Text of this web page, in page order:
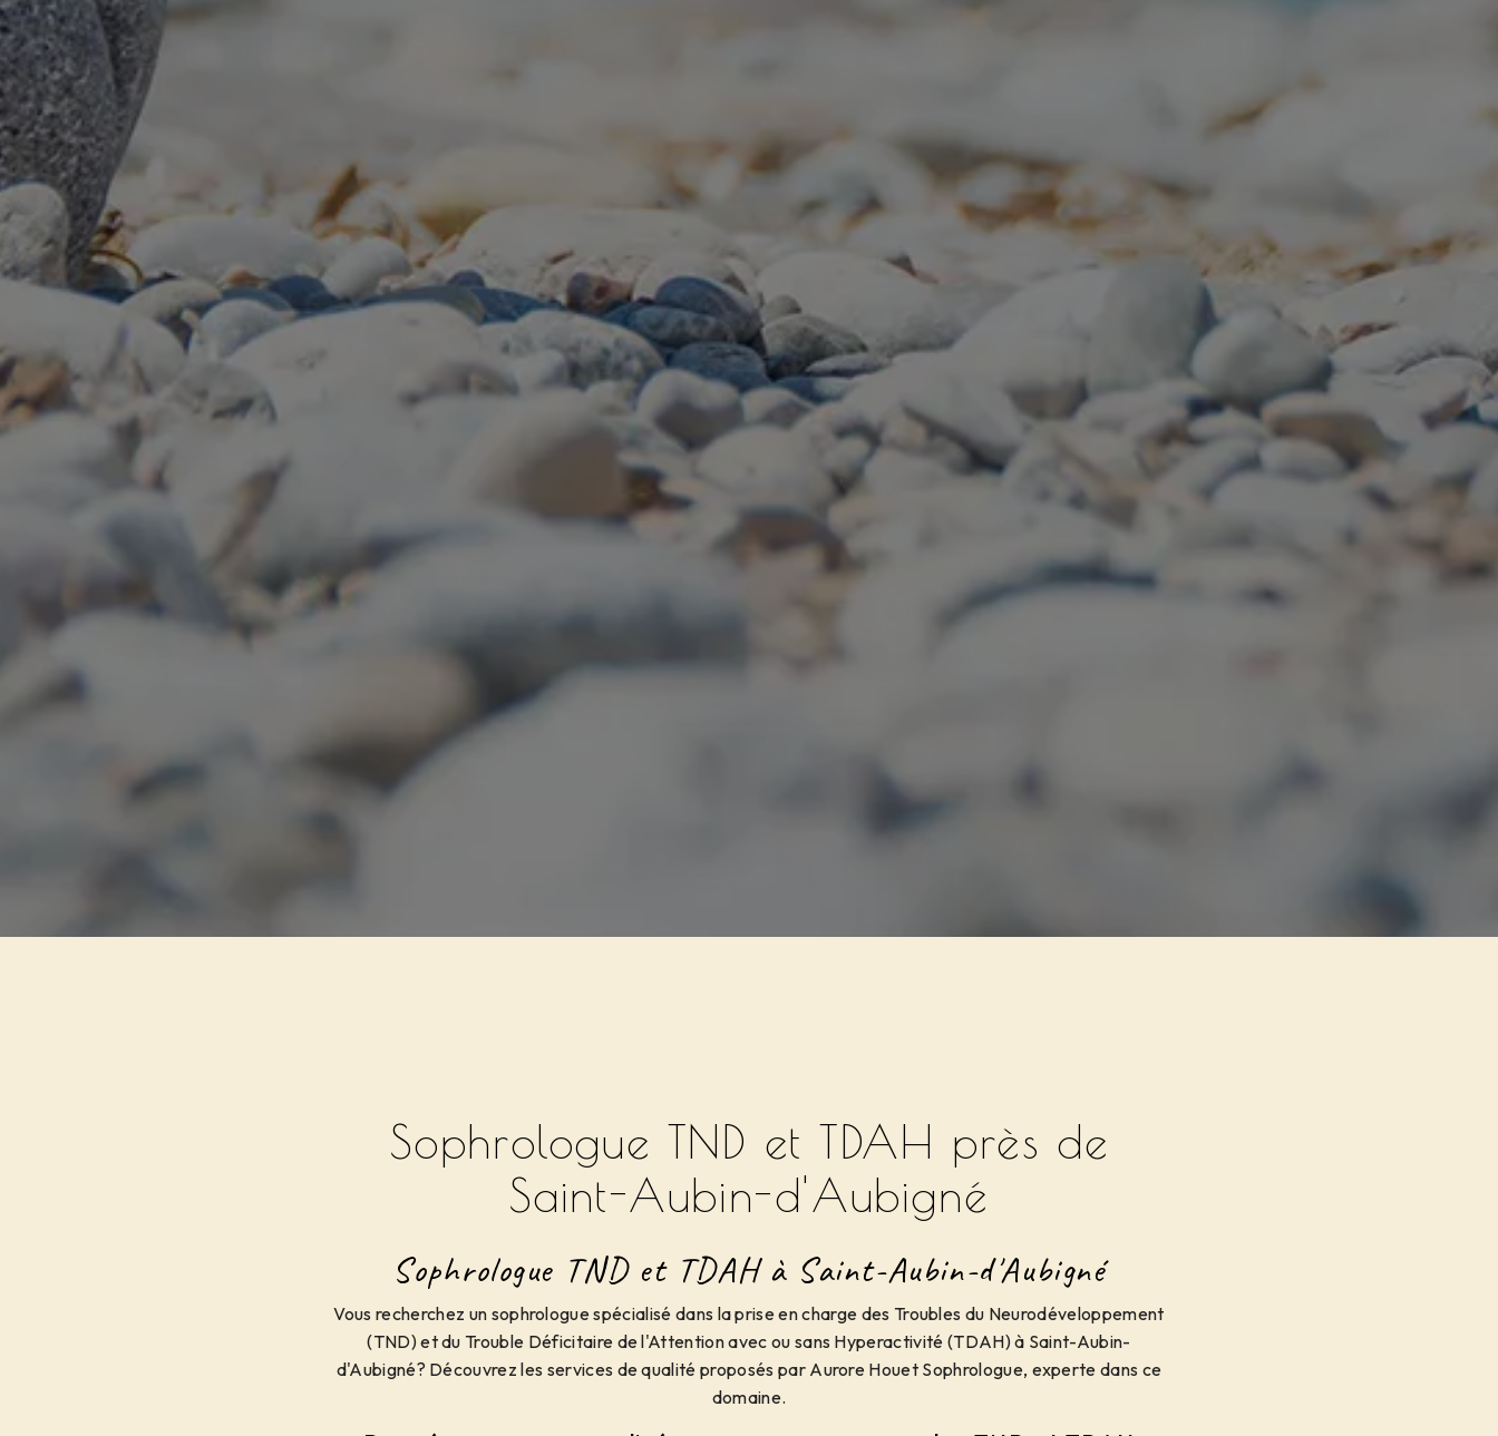
Sophrologue TND et TDAH près de
Saint-Aubin-d'Aubigné
Sophrologue TND et TDAH à Saint-Aubin-d'Aubigné
Vous recherchez un sophrologue spécialisé dans la prise en charge des Troubles du Neurodéveloppement
(TND) et du Trouble Déficitaire de l'Attention avec ou sans Hyperactivité (TDAH) à Saint-Aubin-
d'Aubigné? Découvrez les services de qualité proposés par Aurore Houet Sophrologue, experte dans ce
domaine.